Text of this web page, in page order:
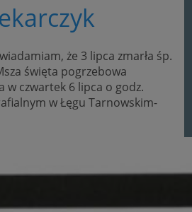
że 3 lipca zmarła śp.
święta pogrzebowa
czwartek 6 lipca o godz.
w Łęgu Tarnowskim-